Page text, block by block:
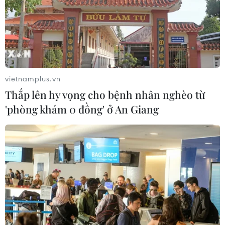
tăng 1,11 điểm lên 106,88 điểm.
20.000 tỷ đồng chảy vào thị trường, VN-
Index tiến gần đỉnh lịch sử
vietnamplus.vn
Thắp lên hy vọng cho bệnh nhân nghèo từ
'phòng khám 0 đồng' ở An Giang